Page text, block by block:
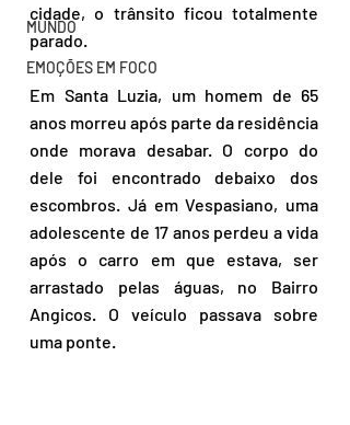
MUNDO
EMOÇÕES EM FOCO
cidade, o trânsito ficou totalmente
parado.
Em Santa Luzia, um homem de 65
anos morreu após parte da residência
onde morava desabar. O corpo do
dele foi encontrado debaixo dos
escombros. Já em Vespasiano, uma
adolescente de 17 anos perdeu a vida
após o carro em que estava, ser
arrastado pelas águas, no Bairro
Angicos. O veículo passava sobre
uma ponte.